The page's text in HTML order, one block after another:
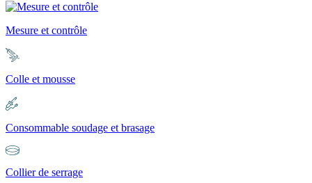
Mesure et contrôle
Colle et mousse
Consommable soudage et brasage
Collier de serrage